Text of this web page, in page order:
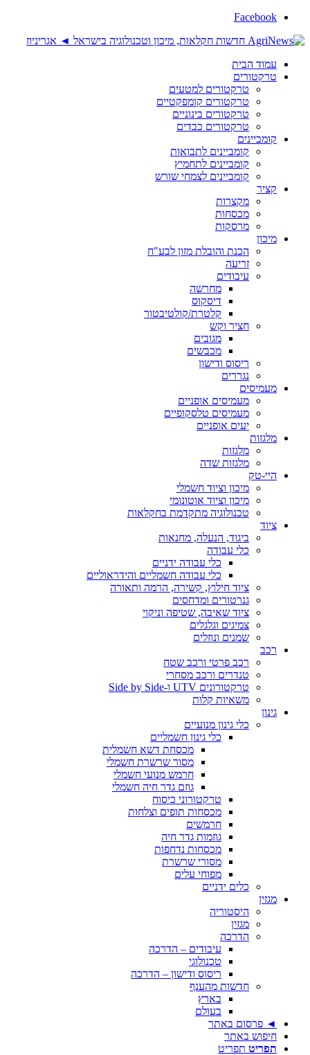
Facebook
עמוד הבית
טרקטורים
טרקטורים למטעים
טרקטורים קומפקטיים
טרקטורים בינוניים
טרקטורים כבדים
קומביינים
קומביינים לתבואות
קומביינים לתחמיץ
קומביינים לצמחי שורש
קציר
מקצרות
מכסחות
מרסקות
מיכון
הכנת והובלת מזון לבע"ח
זריעה
עיבודים
מחרשה
דיסקוס
קלטרת/קולטיבטור
חציר וקש
מגובים
מכבשים
ריסוס ודישון
נגררים
מעמיסים
מעמיסים אופניים
מעמיסים טלסקופיים
יעים אופניים
מלגזות
מלגזות
מלגזות שדה
היי-טק
מיכון וציוד חשמלי
מיכון וציוד אוטונומי
טכנולוגיה מתקדמת בחקלאות
ציוד
ביגוד, הנעלה, מחנאות
כלי עבודה
כלי עבודה ידניים
כלי עבודה חשמליים והידראוליים
ציוד חילוץ, קשירה, הרמה ותאורה
גנרטורים ומדחסים
ציוד שאיבה, שטיפה וניקוי
צמיגים וגלגלים
שמנים ונוזלים
רכב
רכב פרטי ורכב שטח
טנדרים ורכב מסחרי
טרקטורונים UTV ו-Side by Side
משאיות קלות
גינון
כלי גינון מנועיים
כלי גינון חשמליים
מכסחת דשא חשמלית
מסור שרשרת חשמלי
חרמש מנועי חשמלי
גוזם גדר חיה חשמלי
טרקטורוני כיסוח
מכסחות תופים וצלחות
חרמשים
גוזמות גדר חיה
מכסחות נדחפות
מסורי שרשרת
מפוחי עלים
כלים ידניים
מגזין
היסטוריה
מגזין
הדרכה
עיבודים – הדרכה
טכנולוגי
ריסוס ודישון – הדרכה
חדשות מהענף
בארץ
בעולם
◄ פרסום באתר
חיפוש באתר
תפריט תפריט